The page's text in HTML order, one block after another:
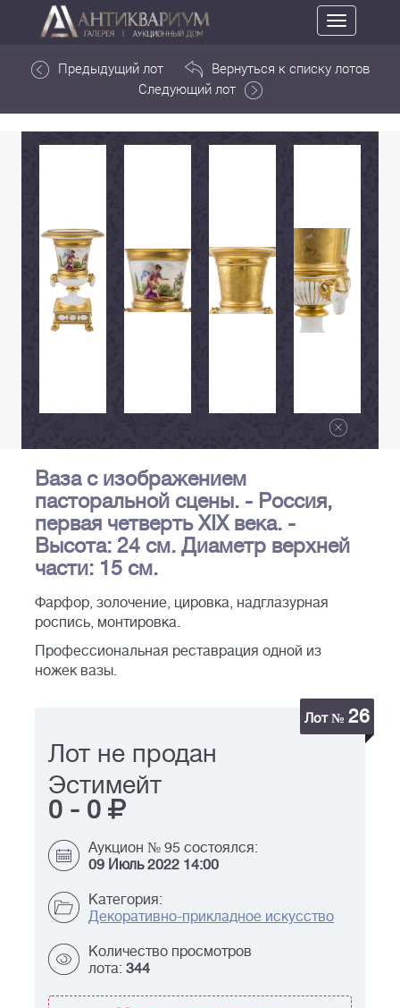
Toggle
navigation
Предыдущий лот
Вернуться к списку лотов
Следующий лот
Ваза с изображением
пасторальной сцены. - Россия,
первая четверть XIX века. -
Высота: 24 см. Диаметр верхней
части: 15 см.
Фарфор, золочение, цировка, надглазурная
роспись, монтировка.
Профессиональная реставрация одной из
ножек вазы.
Лот № 26
Лот не продан
Эстимейт
0 - 0
Аукцион № 95 состоялся:
09 Июль 2022 14:00
Категория:
Декоративно-прикладное искусство
Количество просмотров
лота: 344